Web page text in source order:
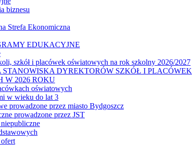
biznesu
Strefa Ekonomiczna
EDUKACYJNE
szkół i placówek oświatowych na rok szkolny 2026/2027
DYREKTORÓW SZKÓŁ I PLACÓWEK
W 2026 ROKU
oświatowych
w wieku do lat 3
prowadzone przez miasto Bydgoszcz
prowadzone przez JST